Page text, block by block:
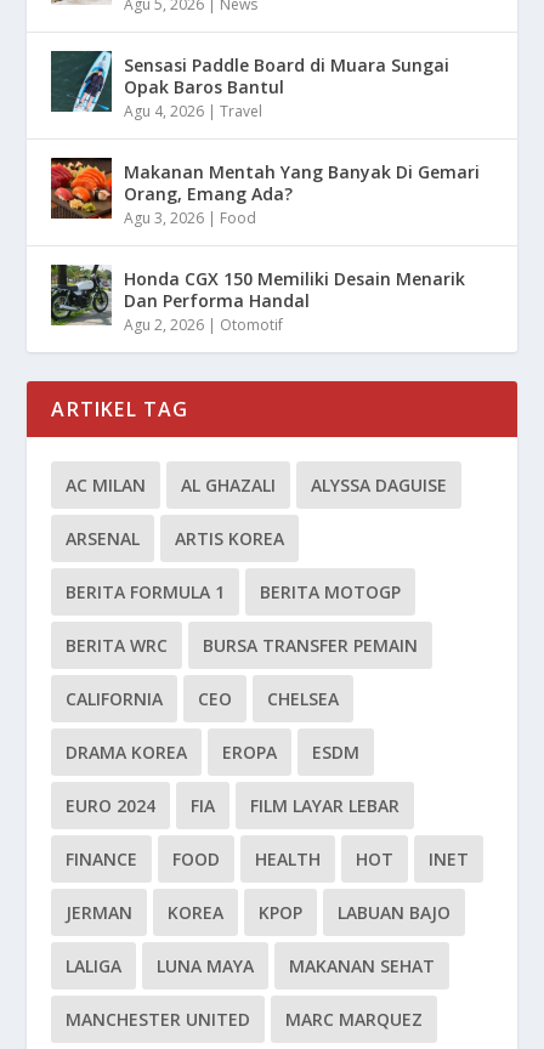
Agu 5, 2026 | News
Sensasi Paddle Board di Muara Sungai
Opak Baros Bantul
Agu 4, 2026 |Travel
Makanan Mentah Yang Banyak Di Gemari
Orang, Emang Ada?
Agu 3, 2026 | Food
Honda CGX 150 Memiliki Desain Menarik
Dan Performa Handal
Agu 2, 2026 | Otomotif
ARTIKEL TAG
AC MILAN AL GHAZALI ALYSSA DAGUISE
ARSENAL ARTIS KOREA
BERITA FORMULA 1 BERITA MOTOGP
BERITA WRC BURSA TRANSFER PEMAIN
CALIFORNIA CEO CHELSEA
DRAMA KOREA EROPA ESDM
EURO 2024 FIA FILM LAYAR LEBAR
FINANCE FOOD HEALTH HOT INET
JERMAN KOREA KPOP LABUAN BAJO
LALIGA LUNA MAYA MAKANAN SEHAT
MANCHESTER UNITED MARC MARQUEZ